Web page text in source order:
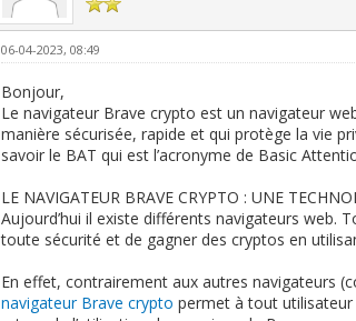
06-04-2023, 08:49
Bonjour,
Le navigateur Brave crypto est un navigateur
manière sécurisée, rapide et qui protège la vie
savoir le BAT qui est l’acronyme de Basic
LE NAVIGATEUR BRAVE CRYPTO : UNE
Aujourd’hui il existe différents navigateurs web.
toute sécurité et de gagner des cryptos en
En effet, contrairement aux autres navigateurs
navigateur Brave crypto permet à tout